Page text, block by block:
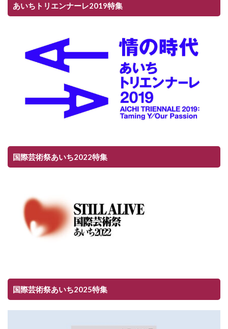
あいちトリエンナーレ2019特集
国際芸術祭あいち2022特集
国際芸術祭あいち2025特集